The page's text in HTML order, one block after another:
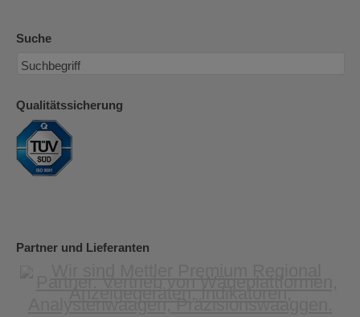
Suche
Qualitätssicherung
Partner und Lieferanten